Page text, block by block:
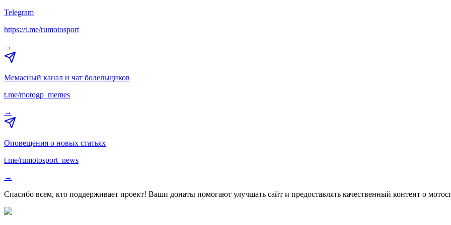
Telegram
https://t.me/rumotosport
→
Мемасный канал и чат болельщиков
t.me/motogp_memes
→
Оповещения о новых статьях
t.me/rumotosport_news
→
Спасибо всем, кто поддерживает проект! Ваши донаты помогают улучшать сайт и предоставлять качественный контент о